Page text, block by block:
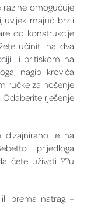
razine omogućuje
uvijek imajući brz i
od konstrukcije
učiniti na dva
ili pritiskom na
nagib krovića
ručke za nošenje
rješenje
dizajnirano je na
i prijedloga
ćete uživati ??u
prema natrag –